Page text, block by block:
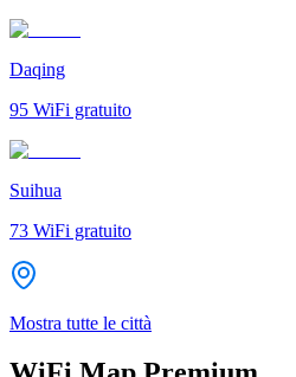
Daqing
95 WiFi gratuito
Suihua
73 WiFi gratuito
Mostra tutte le città